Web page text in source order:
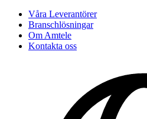
Våra Leverantörer
Branschlösningar
Om Amtele
Kontakta oss